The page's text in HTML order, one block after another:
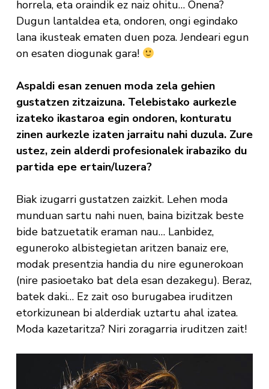
horrela, eta oraindik ez naiz ohitu… Onena?
Dugun lantaldea eta, ondoren, ongi egindako
lana ikusteak ematen duen poza. Jendeari egun
on esaten diogunak gara!
Aspaldi esan zenuen moda zela gehien
gustatzen zitzaizuna. Telebistako aurkezle
izateko ikastaroa egin ondoren, konturatu
zinen aurkezle izaten jarraitu nahi duzula. Zure
ustez, zein alderdi profesionalek irabaziko du
partida epe ertain/luzera?
Biak izugarri gustatzen zaizkit. Lehen moda
munduan sartu nahi nuen, baina bizitzak beste
bide batzuetatik eraman nau… Lanbidez,
eguneroko albistegietan aritzen banaiz ere,
modak presentzia handia du nire egunerokoan
(nire pasioetako bat dela esan dezakegu). Beraz,
batek daki… Ez zait oso burugabea iruditzen
etorkizunean bi alderdiak uztartu ahal izatea.
Moda kazetaritza? Niri zoragarria iruditzen zait!